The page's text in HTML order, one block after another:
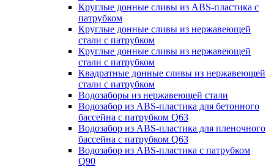
Круглые донные сливы из ABS-пластика с
патрубком
Круглые донные сливы из нержавеющей
стали с патрубком
Круглые донные сливы из нержавеющей
стали с патрубком
Квадратные донные сливы из нержавеющей
стали с патрубком
Водозаборы из нержавеющей стали
Водозабор из ABS-пластика для бетонного
бассейна с патрубком Q63
Водозабор из ABS-пластика для пленочного
бассейна с патрубком Q63
Водозабор из ABS-пластика с патрубком
Q90